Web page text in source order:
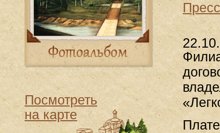
Посмотреть
на карте